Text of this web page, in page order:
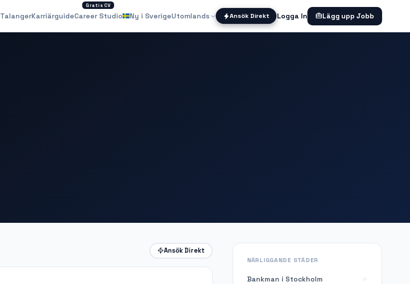
TalangerKarriärguide
Gratis CV
Career Studio Ny i SverigeUtomlands Ansök Direkt Logga In Lägg upp Jobb
Ansök Direkt
NÄRLIGGANDE STÄDER
Bankman i Stockholm